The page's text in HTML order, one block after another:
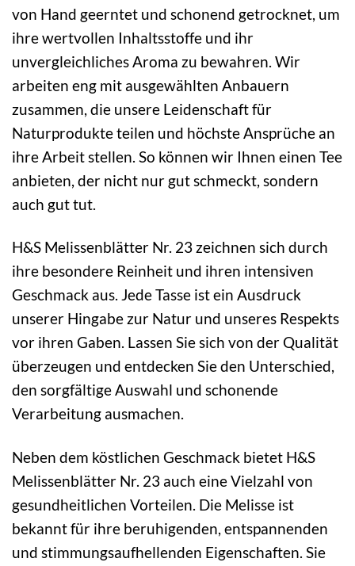
von Hand geerntet und schonend getrocknet, um
ihre wertvollen Inhaltsstoffe und ihr
unvergleichliches Aroma zu bewahren. Wir
arbeiten eng mit ausgewählten Anbauern
zusammen, die unsere Leidenschaft für
Naturprodukte teilen und höchste Ansprüche an
ihre Arbeit stellen. So können wir Ihnen einen Tee
anbieten, der nicht nur gut schmeckt, sondern
auch gut tut.
H&S Melissenblätter Nr. 23 zeichnen sich durch
ihre besondere Reinheit und ihren intensiven
Geschmack aus. Jede Tasse ist ein Ausdruck
unserer Hingabe zur Natur und unseres Respekts
vor ihren Gaben. Lassen Sie sich von der Qualität
überzeugen und entdecken Sie den Unterschied,
den sorgfältige Auswahl und schonende
Verarbeitung ausmachen.
Neben dem köstlichen Geschmack bietet H&S
Melissenblätter Nr. 23 auch eine Vielzahl von
gesundheitlichen Vorteilen. Die Melisse ist
bekannt für ihre beruhigenden, entspannenden
und stimmungsaufhellenden Eigenschaften. Sie